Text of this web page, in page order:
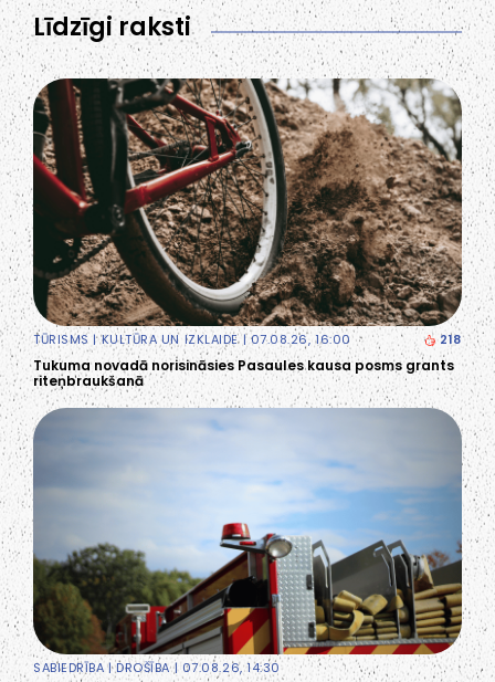
Līdzīgi raksti
TŪRISMS |KULTŪRA UN IZKLAIDE| 07.08.26, 16:00 218
Tukuma novadā norisināsies Pasaules kausa posms grants
riteņbraukšanā
SABIEDRĪBA|DROŠĪBA| 07.08.26, 14:30